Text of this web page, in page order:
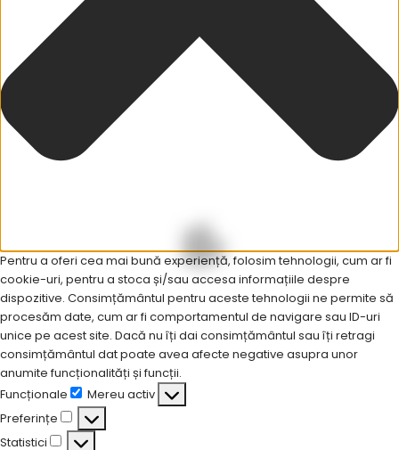
Pentru a oferi cea mai bună experiență, folosim tehnologii, cum ar fi
cookie-uri, pentru a stoca și/sau accesa informațiile despre
dispozitive. Consimțământul pentru aceste tehnologii ne permite să
procesăm date, cum ar fi comportamentul de navigare sau ID-uri
unice pe acest site. Dacă nu îți dai consimțământul sau îți retragi
consimțământul dat poate avea afecte negative asupra unor
anumite funcționalități și funcții.
Funcționale
Mereu activ
Preferințe
Statistici
By djct
INFORMARI
29 octombrie 2024/ Din zori suntem
pe DJ 381 Medgidia lucrăm la
îndepărtarea punctului periculos.
PREV - 28 OCTOMBRIE 2024/
ÎNDEPĂRTARE PUNCT
PERICULOS PE DJ 391
NEXT - 30 OCTOMBRIE 2024/